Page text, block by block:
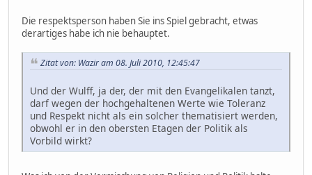
Die respektsperson haben Sie ins Spiel gebracht, etwas
derartiges habe ich nie behauptet.
Zitat von: Wazir am 08. Juli 2010, 12:45:47
Und der Wulff, ja der, der mit den Evangelikalen tanzt,
darf wegen der hochgehaltenen Werte wie Toleranz
und Respekt nicht als ein solcher thematisiert werden,
obwohl er in den obersten Etagen der Politik als
Vorbild wirkt?